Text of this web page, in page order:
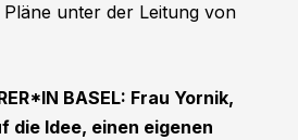
unter der Leitung von
BASEL: Frau Yornik,
die Idee, einen eigenen